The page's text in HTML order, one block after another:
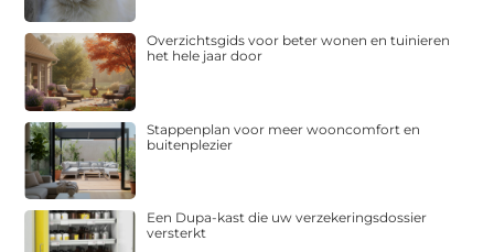
Overzichtsgids voor beter wonen en tuinieren
het hele jaar door
Stappenplan voor meer wooncomfort en
buitenplezier
Een Dupa-kast die uw verzekeringsdossier
versterkt